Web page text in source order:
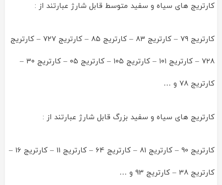
کارتریج های سیاه و سفید متوسط قابل شارژ عبارتند از :
کارتریج ۷۹ – کارتریج ۸۳ – کارتریج ۸۵ – کارتریج ۷۲۷ – کارتریج
۷۲۸ – کارتریج ۱۰۱ – کارتریج ۱۰۵ – کارتریج ۰۵ – کارتریج ۳۰ –
کارتریج ۷۸ و …
کارتریج های سیاه و سفید بزرگ قابل شارژ عبارتند از :
کارتریج 90 – کارتریج 81 – کارتریج 64 – کارتریج 11 – کارتریج 16 –
کارتریج 38 – کارتریج 93 و …